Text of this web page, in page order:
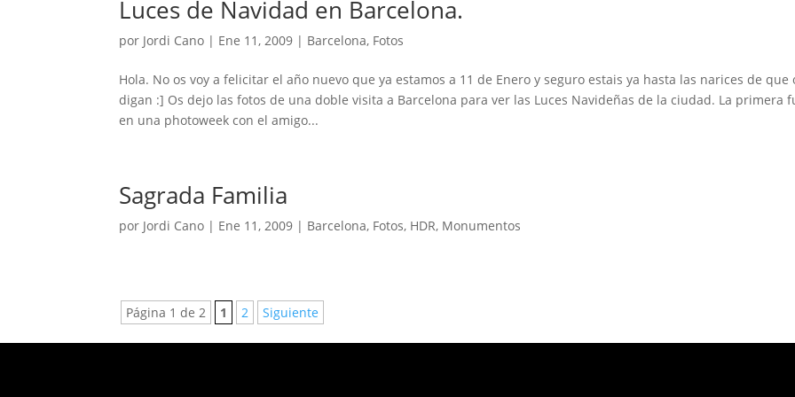
Luces de Navidad en Barcelona.
por Jordi Cano | Ene 11, 2009 | Barcelona, Fotos
Hola. No os voy a felicitar el año nuevo que ya estamos a 11 de Enero y seguro estais ya hasta las narices de que
digan :] Os dejo las fotos de una doble visita a Barcelona para ver las Luces Navideñas de la ciudad. La primera
en una photoweek con el amigo...
Sagrada Familia
por Jordi Cano | Ene 11, 2009 | Barcelona, Fotos, HDR, Monumentos
Página 1 de 2 1 2 Siguiente